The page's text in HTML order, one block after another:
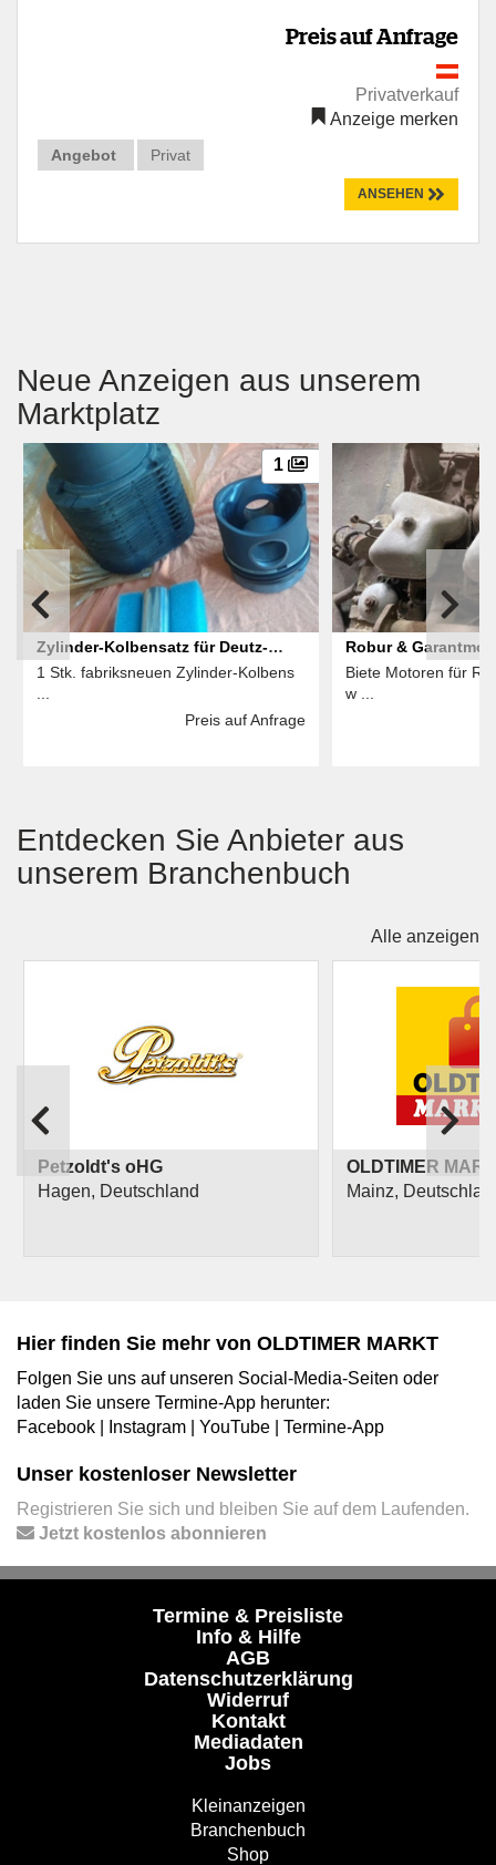
Preis auf Anfrage
Privatverkauf
Anzeige merken
Angebot Privat
ANSEHEN
Neue Anzeigen aus unserem
Marktplatz
1
Zylinder-Kolbensatz für Deutz-
Motor V-10
1 Stk. fabriksneuen Zylinder-Kolbens
Preis auf Anfrage
Robur & Garantmotoren 1
Zylinder IFA DDR
Biete Motoren für
w ...
Entdecken Sie Anbieter aus
unserem Branchenbuch
Alle anzeigen
Petzoldt's oHG
Hagen, Deutschland
OLDTIMER
Mainz,
Hier finden Sie mehr von OLDTIMER MARKT
Folgen Sie uns auf unseren Social-Media-Seiten oder
laden Sie unsere Termine-App herunter:
Facebook
Instagram YouTube Termine-App
Unser kostenloser Newsletter
Registrieren Sie sich und bleiben Sie auf dem Laufenden.
Jetzt kostenlos abonnieren
Termine & Preisliste
Info & Hilfe
AGB
Datenschutzerklärung
Widerruf
Kontakt
Mediadaten
Jobs
Kleinanzeigen
Branchenbuch
Shop